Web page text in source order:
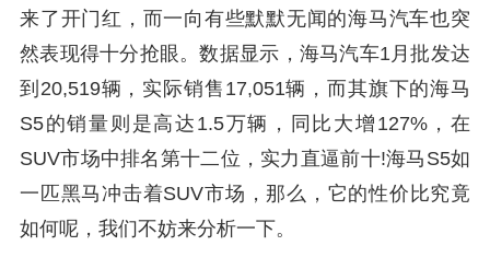
来了开门红，而一向有些默默无闻的海马汽车也突
然表现得十分抢眼。数据显示，海马汽车1月批发达
到20,519辆，实际销售17,051辆，而其旗下的海马
S5的销量则是高达1.5万辆，同比大增127%，在
SUV市场中排名第十二位，实力直逼前十!海马S5如
一匹黑马冲击着SUV市场，那么，它的性价比究竟
如何呢，我们不妨来分析一下。